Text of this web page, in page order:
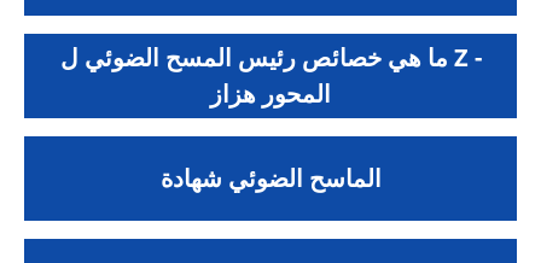
ما هي خصائص رئيس المسح الضوئي ل Z -
المحور هزاز
الماسح الضوئي شهادة